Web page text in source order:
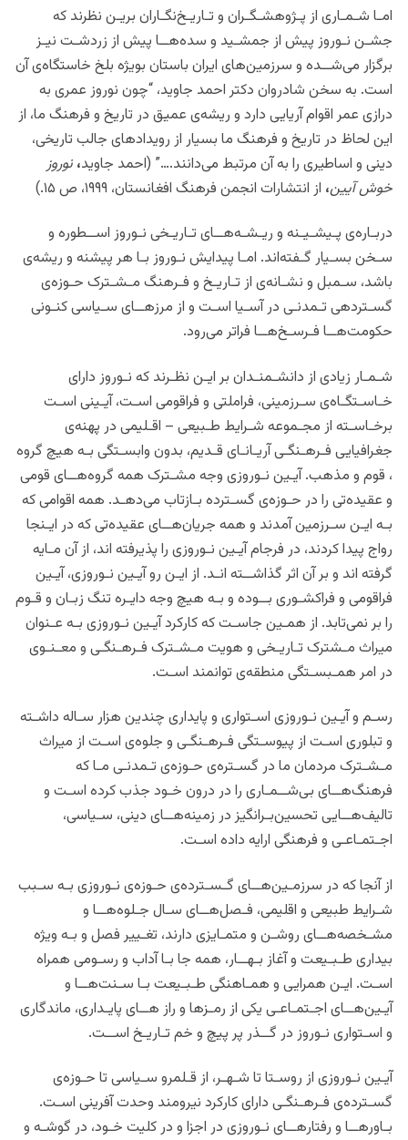
امـا شـمـاری از پـژوهشـگـران و تـاریـخ‌‌نگـاران بریـن نظرند که
جشـن نـوروز پیش از جمشـید و سده‌هــا پیش از زردشـت نیـز
برگزار می‌شــده و سرزمین‌های ایران باستان بویژه بلخ خاستگاه‌ی آن
است. به سخن شادروان دکتر احمد جاوید، “چون نوروز عمری به
درازی عمر اقوام آریایی دارد و ریشه‌ی عمیق در تاریخ و فرهنگ ما، از
این لحاظ در تاریخ و فرهنگ ما بسیار از رویدادهای جالب تاریخی،
دینی و اساطیری را به آن مرتبط می‌دانند….” (احمد جاوید، نوروز
خوش آیین، از انتشارات انجمن فرهنگ افغانستان، ١۹۹۹، ص ١۵.)
دربـاره‌ی پـیشـیـنه و ریـشـه‌هــای تـاریـخی نـوروز اســطوره و
سـخن بسـیار گـفته‌اند. امـا پیدایش نـوروز بـا هر پیشنه و ریشه‌ی
باشد، سـمبل و نشـانه‌ی از تـاریـخ و فـرهنگ مـشـترک حـوزه‌ی
گسـتردهی‌ تـمدنـی در آسـیا اسـت و از مرزهــای سـیاسی کنـونی
حکومت‌هــا فـرسـخ‌هــا فراتر می‌رود.
شـمـار زیادی از دانشـمنـدان بر ایـن نظـرند که نـوروز دارای
خـاسـتگـاه‌ی سـرزمینی، فراملتی و فراقومی اسـت، آیـینی اسـت
برخـاسـته از مجـموعه شـرایط طـبیعی – اقـلیمی در پهنه‌ی
جغرافیایی فـرهـنگـی آریـانـای قـدیم، بدون وابسـتگی بـه هیچ گروه
، قوم و مذهب. آیـین نـوروزی وجه مشـترک همه گروه‌هــای قومی
و عقیده‌تی را در حـوزه‌ی گسـترده بـازتاب می‌دهـد. همه اقوامی که
بـه ایـن سـرزمین آمدند و همه جریان‌هــای عقیده‌تی که در ایـنجا
رواج پیدا کردند، در فرجام آیـین نـوروزی را پذیرفته‌ اند، از آن مـایه
گرفته اند و بر آن اثر گذاشــته انـد. از ایـن رو آیـین نـوروزی، آیـین
فراقومی و فراکشـوری بــوده و بـه هیچ‌ وجه دایـره تنگ زبـان و قـوم
را بر نمی‌تابد. از همـین‌ جاسـت که کارکرد آیـین نـوروزی بـه عـنوان
میراث مـشترک تـاریـخی و هویت مـشـترک فـرهـنگـی و معـنـوی
در امر همـبسـتگی منطقه‌ی توانمند اسـت.
رسـم و آیـین نـوروزی اسـتواری و پایداری چندین هزار سـاله داشـته
و تبلوری اسـت از پیوسـتگی فـرهـنگـی و جلوه‌ی اسـت از میراث
مـشـترک مردمان ما در گسـتره‌ی‌ حـوزه‌ی تـمدنـی مـا که
فرهنگ‌هــای بی‌شــمـاری را در درون خـود جذب کرده اسـت و
تالیف‌هــایی تحسین‌‌بـرانگیز در زمینه‌هــای دینی، سـیاسی،
اجـتمـاعـی و فرهنگی ارایه داده اسـت.
از آنجا که در سرزمـین‌هــای گـسـترده‌ی حـوزه‌ی نـوروزی بـه سـبب
شـرایط طبیعی و اقلیمی، فـصل‌هــای سـال جـلوه‌هــا و
مشـخصه‌هــای روشـن و متمـایزی دارند، تغـییر فصل و بـه ویژه
بیداری طـبـیعت و آغاز بـهــار، همه جا بـا آداب و رسـومی همراه
اسـت. ایـن همرایی و همـاهنگی طـبـیعت بـا سـنت‌هــا و
آیـین‌هــای اجـتمـاعـی یکی از رمـزها و راز هــای پایـداری، ماندگاری
و اسـتواری نـوروز در گــذر پر پیچ و خم تـاریـخ اســت.
آیـین نـوروزی از روسـتا تا شـهـر، از قـلمرو سـیاسی تا حـوزه‌ی
گسـترده‌ی فـرهـنگـی دارای کارکرد نیرومند وحدت‌ آفرینی اسـت.
بـاورهــا و رفتارهــای نـوروزی در اجزا و در کلیت خـود، در گوشـه و